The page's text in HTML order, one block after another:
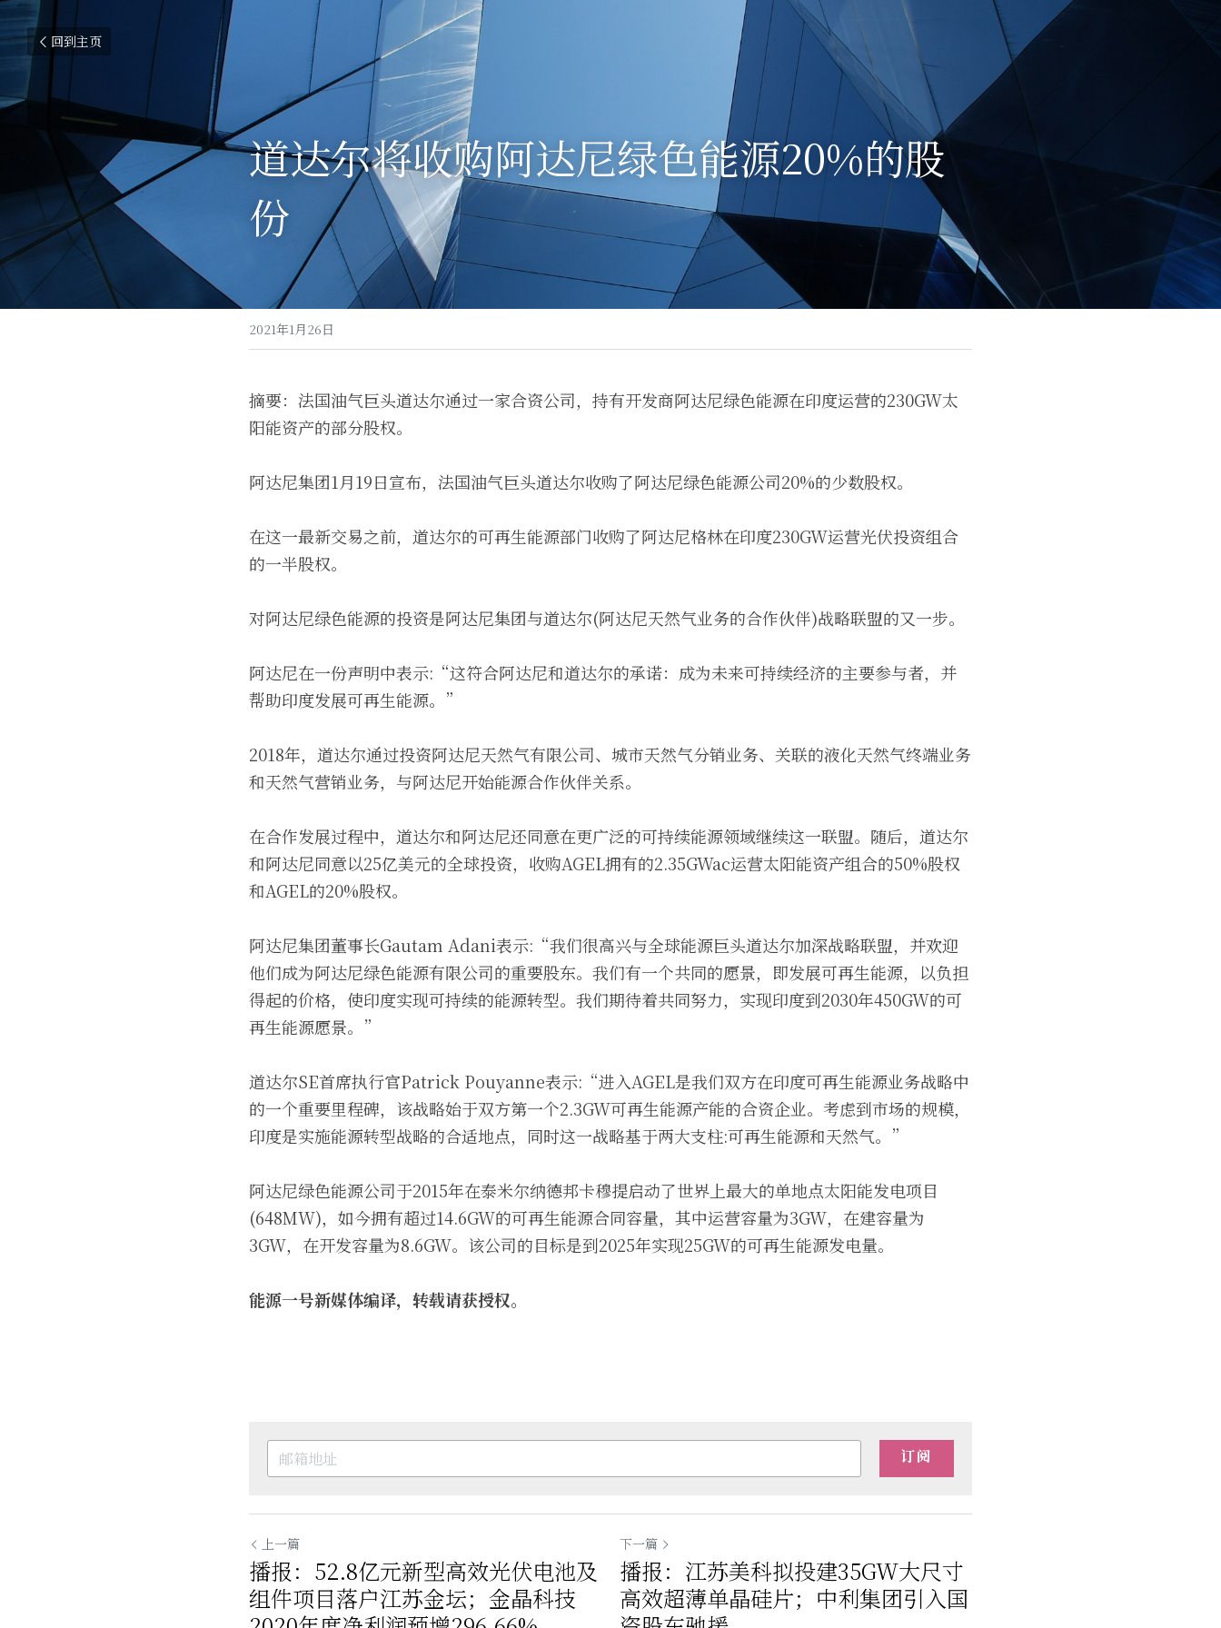
回到主页
道达尔将收购阿达尼绿色能源20%的股
份
2021年1月26日
摘要：法国油气巨头道达尔通过一家合资公司，持有开发商阿达尼绿色能源在印度运营的230GW太
阳能资产的部分股权。
阿达尼集团1月19日宣布，法国油气巨头道达尔收购了阿达尼绿色能源公司20%的少数股权。
在这一最新交易之前，道达尔的可再生能源部门收购了阿达尼格林在印度230GW运营光伏投资组合
的一半股权。
对阿达尼绿色能源的投资是阿达尼集团与道达尔(阿达尼天然气业务的合作伙伴)战略联盟的又一步。
阿达尼在一份声明中表示:“这符合阿达尼和道达尔的承诺：成为未来可持续经济的主要参与者，并
帮助印度发展可再生能源。”
2018年，道达尔通过投资阿达尼天然气有限公司、城市天然气分销业务、关联的液化天然气终端业务
和天然气营销业务，与阿达尼开始能源合作伙伴关系。
在合作发展过程中，道达尔和阿达尼还同意在更广泛的可持续能源领域继续这一联盟。随后，道达尔
和阿达尼同意以25亿美元的全球投资，收购AGEL拥有的2.35GWac运营太阳能资产组合的50%股权
和AGEL的20%股权。
阿达尼集团董事长Gautam Adani表示:“我们很高兴与全球能源巨头道达尔加深战略联盟，并欢迎
他们成为阿达尼绿色能源有限公司的重要股东。我们有一个共同的愿景，即发展可再生能源，以负担
得起的价格，使印度实现可持续的能源转型。我们期待着共同努力，实现印度到2030年450GW的可
再生能源愿景。”
道达尔SE首席执行官Patrick Pouyanne表示:“进入AGEL是我们双方在印度可再生能源业务战略中
的一个重要里程碑，该战略始于双方第一个2.3GW可再生能源产能的合资企业。考虑到市场的规模，
印度是实施能源转型战略的合适地点，同时这一战略基于两大支柱:可再生能源和天然气。”
阿达尼绿色能源公司于2015年在泰米尔纳德邦卡穆提启动了世界上最大的单地点太阳能发电项目
(648MW)，如今拥有超过14.6GW的可再生能源合同容量，其中运营容量为3GW，在建容量为
3GW，在开发容量为8.6GW。该公司的目标是到2025年实现25GW的可再生能源发电量。
能源一号新媒体编译，转载请获授权。
订阅
上一篇
播报：52.8亿元新型高效光伏电池及
组件项目落户江苏金坛；金晶科技
下一篇
播报：江苏美科拟投建35GW大尺寸
高效超薄单晶硅片；中利集团引入国